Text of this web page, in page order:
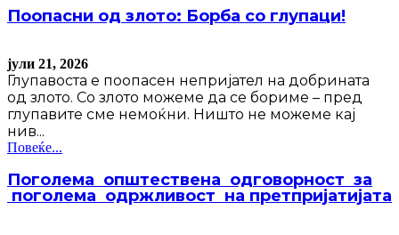
Поопасни од злото: Борба со глупаци!
јули 21, 2026
Глупавоста е поопасен непријател на добрината
од злото. Со злото можеме да се бориме – пред
глупавите сме немоќни. Ништо не можеме кај
нив...
Повеќе...
Поголема општествена одговорност за
поголема одржливост на претпријатијата